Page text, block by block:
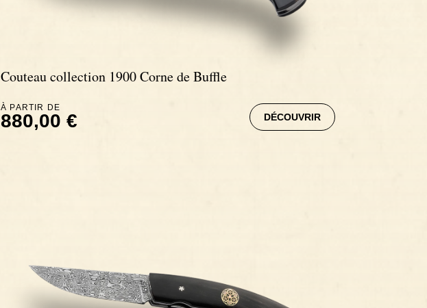
Couteau collection 1900 Corne de Buffle
À PARTIR DE
880,00 € DÉCOUVRIR